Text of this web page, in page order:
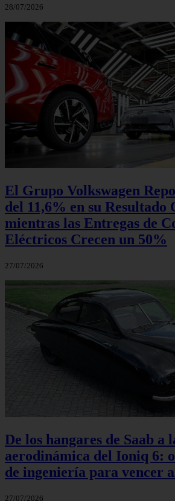
28/07/2026
El Grupo Volkswagen
del 11,6% en su Resultado
mientras las Entregas de
Eléctricos Crecen un 50%
27/07/2026
De los hangares de Saab a
aerodinámica del Ioniq 6:
de ingeniería para vencer
27/07/2026